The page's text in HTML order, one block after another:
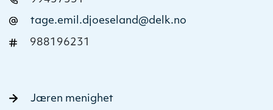
tage.emil.djoeseland@delk.no
988196231
Jæren menighet